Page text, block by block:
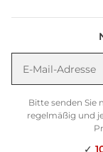
Bitte senden Sie
regelmäßig und
✓